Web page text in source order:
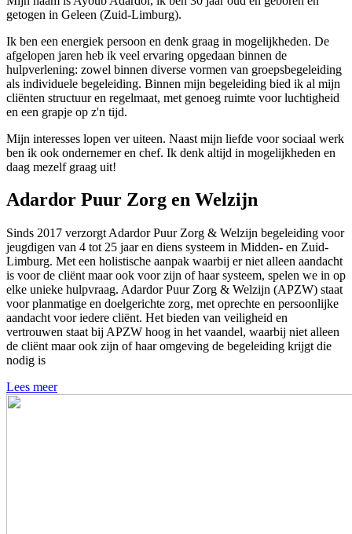
getogen in Geleen (Zuid-Limburg).
Ik ben een energiek persoon en denk graag in mogelijkheden. De
afgelopen jaren heb ik veel ervaring opgedaan binnen de
hulpverlening: zowel binnen diverse vormen van groepsbegeleiding
als individuele begeleiding. Binnen mijn begeleiding bied ik al mijn
cliënten structuur en regelmaat, met genoeg ruimte voor luchtigheid
en een grapje op z'n tijd.
Mijn interesses lopen ver uiteen. Naast mijn liefde voor sociaal werk
ben ik ook ondernemer en chef. Ik denk altijd in mogelijkheden en
daag mezelf graag uit!
Adardor Puur Zorg en Welzijn
Sinds 2017 verzorgt Adardor Puur Zorg & Welzijn begeleiding voor
jeugdigen van 4 tot 25 jaar en diens systeem in Midden- en Zuid-
Limburg. Met een holistische aanpak waarbij er niet alleen aandacht
is voor de cliënt maar ook voor zijn of haar systeem, spelen we in op
elke unieke hulpvraag. Adardor Puur Zorg & Welzijn (APZW) staat
voor planmatige en doelgerichte zorg, met oprechte en persoonlijke
aandacht voor iedere cliënt. Het bieden van veiligheid en
vertrouwen staat bij APZW hoog in het vaandel, waarbij niet alleen
de cliënt maar ook zijn of haar omgeving de begeleiding krijgt die
nodig is
Lees meer